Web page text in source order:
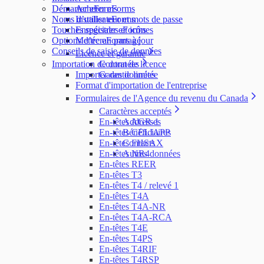
Acheter eForms
Installer eForms
Enregistrer eForms
Mettre eForms à jour
Licence et garantie
Contrat de licence
Garantie limitée
Démarrer eForms
Noms d’utilisateur et mots de passe
Touches spéciales et icônes
Options d’écran partagé
Conseils de saisie de données
Importation de données
Importer des données
Format d'importation de l'entreprise
Formulaires de l'Agence du revenu du Canada
Caractères acceptés
Addresses
Bénéficiaires
Contacts
Autres données
En-têtes AGR-1
En-têtes CELIAPP
En-têtes FHSAX
En-têtes NR4
En-têtes REER
En-têtes T3
En-têtes T4 / relevé 1
En-têtes T4A
En-têtes T4A-NR
En-têtes T4A-RCA
En-têtes T4E
En-têtes T4PS
En-têtes T4RIF
En-têtes T4RSP